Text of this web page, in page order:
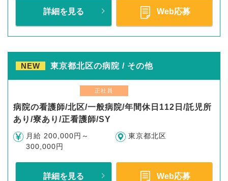
詳細を見る Web応募
NEW 東京都北区の病院 / その他
正社員
病院の看護師/北区/一般病院/年間休日112日/託児所
あり/寮あり/正看護師/SY
月給 200,000円～
300,000円
東京都北区
詳細を見る Web応募